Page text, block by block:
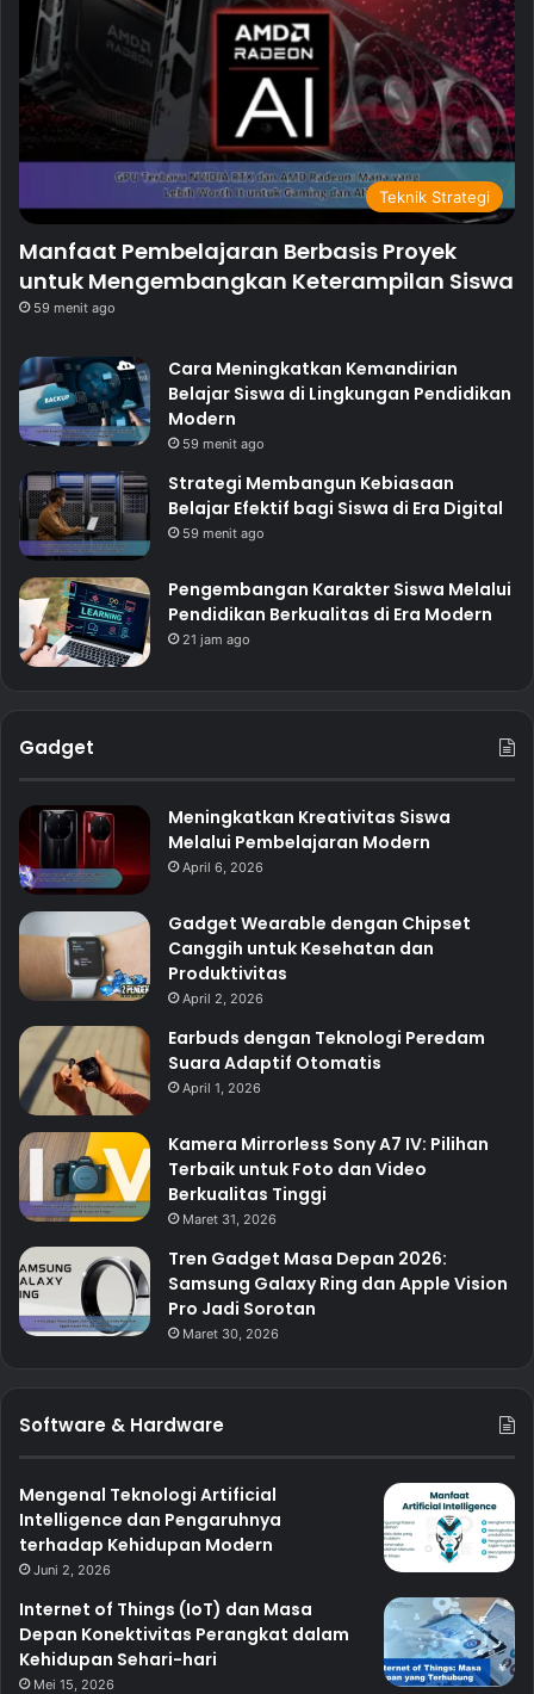
Teknik Strategi
Manfaat Pembelajaran Berbasis Proyek
untuk Mengembangkan Keterampilan Siswa
59 menit ago
Cara Meningkatkan Kemandirian
Belajar Siswa di Lingkungan Pendidikan
Modern
59 menit ago
Strategi Membangun Kebiasaan
Belajar Efektif bagi Siswa di Era Digital
59 menit ago
Pengembangan Karakter Siswa Melalui
Pendidikan Berkualitas di Era Modern
21 jam ago
Gadget
Meningkatkan Kreativitas Siswa
Melalui Pembelajaran Modern
April 6, 2026
Gadget Wearable dengan Chipset
Canggih untuk Kesehatan dan
Produktivitas
April 2, 2026
Earbuds dengan Teknologi Peredam
Suara Adaptif Otomatis
April 1, 2026
Kamera Mirrorless Sony A7 IV: Pilihan
Terbaik untuk Foto dan Video
Berkualitas Tinggi
Maret 31, 2026
Tren Gadget Masa Depan 2026:
Samsung Galaxy Ring dan Apple Vision
Pro Jadi Sorotan
Maret 30, 2026
Software & Hardware
Mengenal Teknologi Artificial
Intelligence dan Pengaruhnya
terhadap Kehidupan Modern
Juni 2, 2026
Internet of Things (IoT) dan Masa
Depan Konektivitas Perangkat dalam
Kehidupan Sehari-hari
Mei 15, 2026